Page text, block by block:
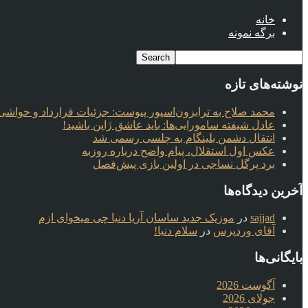
خانه
برگه نمونه
نوشته‌های تازه
محمد صلاح به ترابزون‌اسپور پیوست: جزئیات قرارداد و حواشی
عادل شیفته سامورایی‌ها: باید عاشق ژاپن باشید!
انتقال دشمن بلینگام به چلسی رسمی شد
عکس اول استقلال، پیام واضح درباره روزبه
برد پرگل نساجی در اولین بازی پیش‌فصل
آخرین دیدگاه‌ها
sajjad در موزیک جدید ساسان آریا دنیا چی میخوای ازم
آقای وردپرس در سلام دنیا!
بایگانی‌ها
آگوست 2026
جولای 2026